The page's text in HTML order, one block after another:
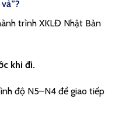
trình XKLĐ Nhật Bản
khi đi.
độ N5–N4 để giao tiếp